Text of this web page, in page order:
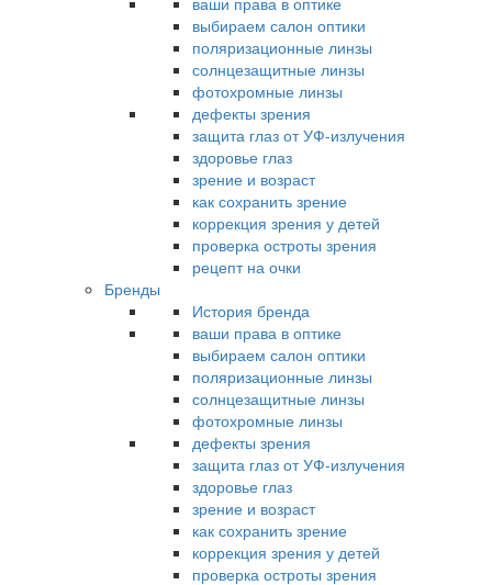
выбираем салон оптики
поляризационные линзы
солнцезащитные линзы
фотохромные линзы
дефекты зрения
защита глаз от УФ-излучения
здоровье глаз
зрение и возраст
как сохранить зрение
коррекция зрения у детей
проверка остроты зрения
рецепт на очки
Бренды
История бренда
ваши права в оптике
выбираем салон оптики
поляризационные линзы
солнцезащитные линзы
фотохромные линзы
дефекты зрения
защита глаз от УФ-излучения
здоровье глаз
зрение и возраст
как сохранить зрение
коррекция зрения у детей
проверка остроты зрения